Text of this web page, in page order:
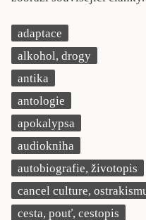
LITERATURY
KATEGORIE
adaptace
alkohol, drogy
antika
antologie
apokalypsa
audiokniha
autobiografie, životopis
cancel culture,
cesta, pouť, cestopis